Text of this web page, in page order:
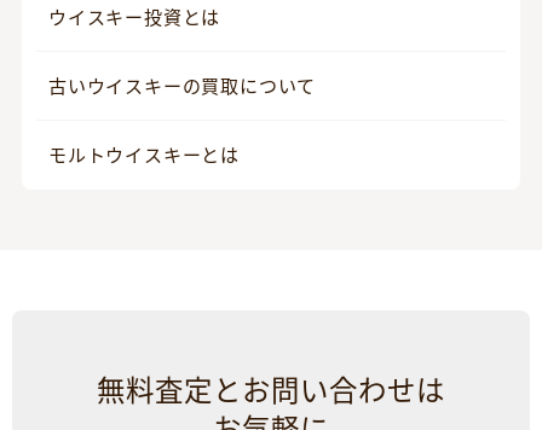
ウイスキー投資とは
古いウイスキーの買取について
モルトウイスキーとは
無料査定とお問い合わせは